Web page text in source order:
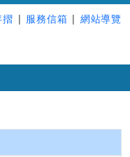
摺 | 服務信箱 | 網站導覽